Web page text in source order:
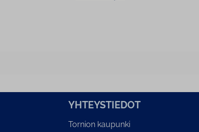
YH­TEYS­TIE­DOT
Tornion kaupunki